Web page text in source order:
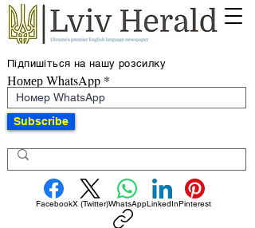
Підпишіться на нашу розсилку
Номер WhatsApp
Subscribe
FacebookX (Twitter)WhatsAppLinkedInPinterest